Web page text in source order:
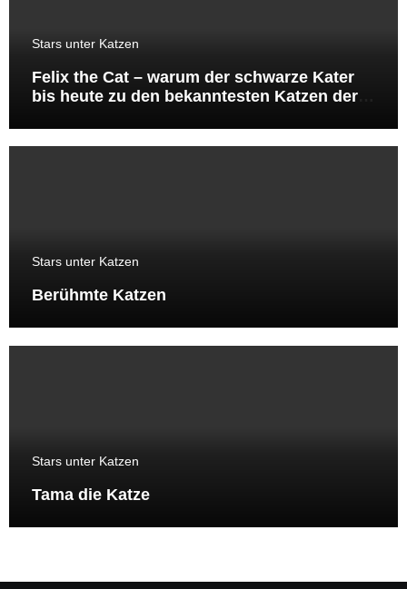
Stars unter Katzen
Felix the Cat – warum der schwarze Kater
bis heute zu den bekanntesten Katzen der
Stars unter Katzen
Berühmte Katzen
Stars unter Katzen
Tama die Katze